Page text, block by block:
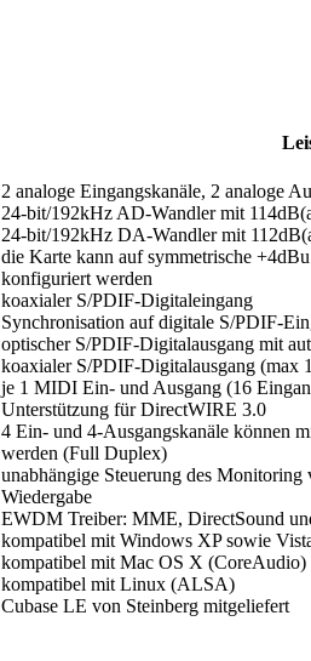
2 analoge Eingangskanäle, 2 analoge
24-bit/192kHz AD-Wandler mit
24-bit/192kHz DA-Wandler mit
die Karte kann auf symmetrische
konfiguriert werden
koaxialer S/PDIF-Digitaleingang
Synchronisation auf digitale S/PDIF-
optischer S/PDIF-Digitalausgang mit
koaxialer S/PDIF-Digitalausgang (max
je 1 MIDI Ein- und Ausgang (16
Unterstützung für DirectWIRE 3.0
4 Ein- und 4-Ausgangskanäle können
werden (Full Duplex)
unabhängige Steuerung des
Wiedergabe
EWDM Treiber: MME, DirectSound
kompatibel mit Windows XP sowie
kompatibel mit Mac OS X (CoreAudio)
kompatibel mit Linux (ALSA)
Cubase LE von Steinberg mitgeliefert